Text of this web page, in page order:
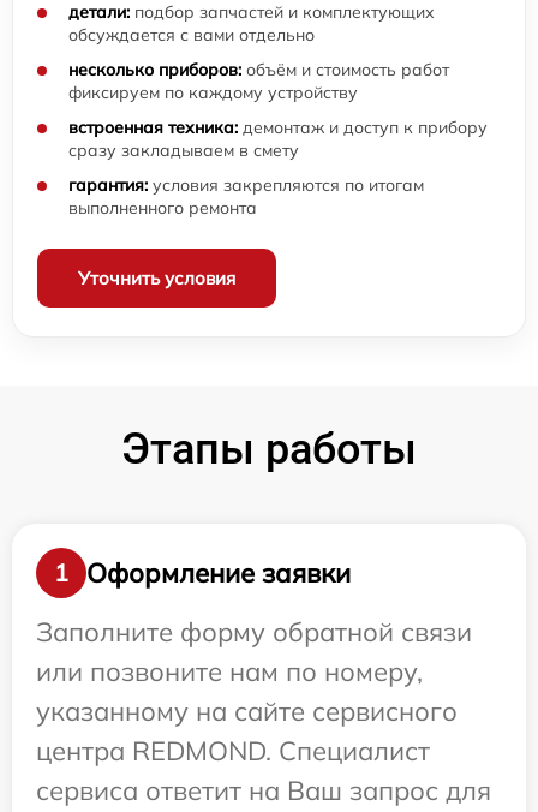
детали: подбор запчастей и комплектующих
обсуждается с вами отдельно
несколько приборов: объём и стоимость работ
фиксируем по каждому устройству
встроенная техника: демонтаж и доступ к прибору
сразу закладываем в смету
гарантия: условия закрепляются по итогам
выполненного ремонта
Уточнить условия
Этапы работы
1
Оформление заявки
Заполните форму обратной связи
или позвоните нам по номеру,
указанному на сайте сервисного
центра REDMOND. Специалист
сервиса ответит на Ваш запрос для